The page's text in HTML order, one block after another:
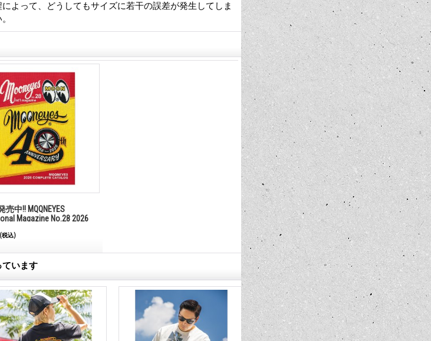
よって、どうしてもサイズに若干の誤差が発生してしま
売中!! MQQNEYES
Magazine No.28 2026
(税込)
ています